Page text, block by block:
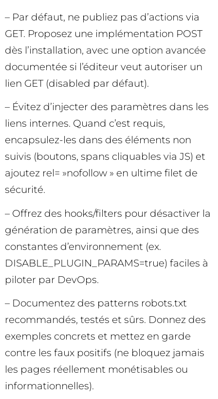
– Par défaut, ne publiez pas d’actions via
GET. Proposez une implémentation POST
dès l’installation, avec une option avancée
documentée si l’éditeur veut autoriser un
lien GET (disabled par défaut).
– Évitez d’injecter des paramètres dans les
liens internes. Quand c’est requis,
encapsulez-les dans des éléments non
suivis (boutons, spans cliquables via JS) et
ajoutez rel= »nofollow » en ultime filet de
sécurité.
– Offrez des hooks/filters pour désactiver la
génération de paramètres, ainsi que des
constantes d’environnement (ex.
DISABLE_PLUGIN_PARAMS=true) faciles à
piloter par DevOps.
– Documentez des patterns robots.txt
recommandés, testés et sûrs. Donnez des
exemples concrets et mettez en garde
contre les faux positifs (ne bloquez jamais
les pages réellement monétisables ou
informationnelles).